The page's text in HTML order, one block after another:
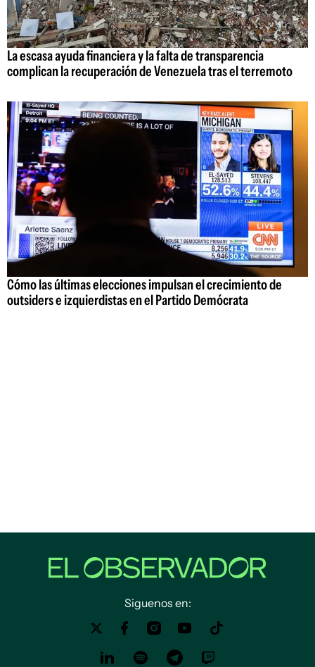
La escasa ayuda financiera y la falta de transparencia
complican la recuperación de Venezuela tras el terremoto
Cómo las últimas elecciones impulsan el crecimiento de
outsiders e izquierdistas en el Partido Demócrata
Siguenos en: